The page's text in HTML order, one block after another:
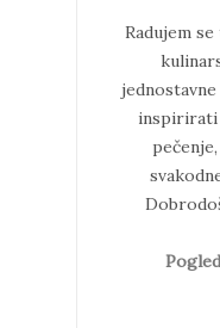
Radujem
inspirirati